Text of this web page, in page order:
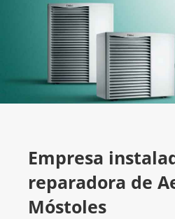
Empresa
reparadora de
Móstoles